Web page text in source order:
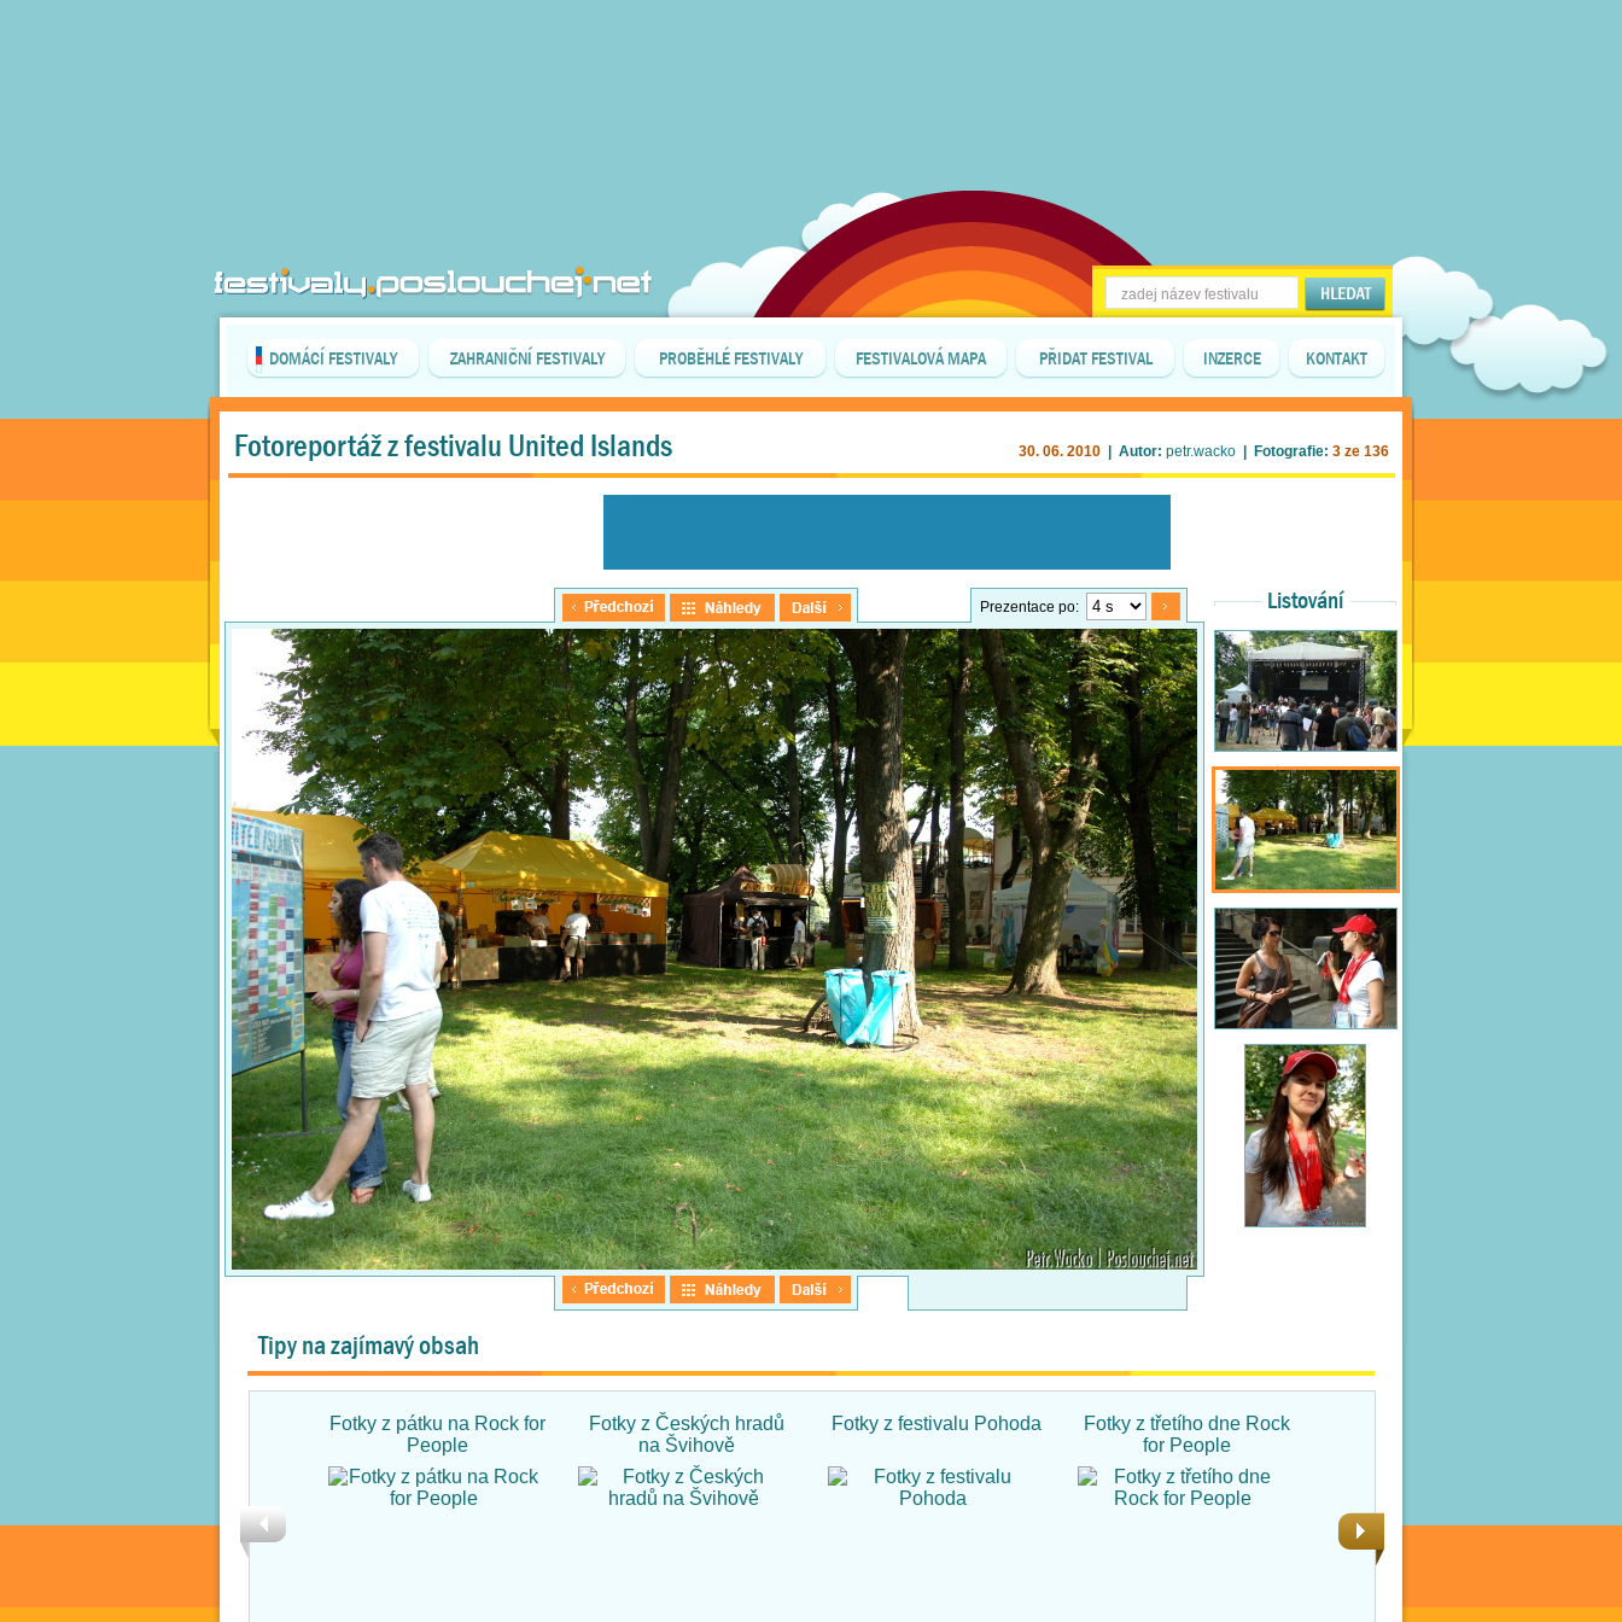
DOMÁCÍ FESTIVALY ZAHRANIČNÍ FESTIVALY PROBĚHLÉ FESTIVALY FESTIVALOVÁ MAPA PŘIDAT FESTIVAL INZERCE KONTAKT
Fotoreportáž z festivalu United Islands 30. 06. 2010 | Autor: petr.wacko | Fotografie: 3 ze 136
Prezentace po: Listování
Tipy na zajímavý obsah
Fotky z pátku na Rock for
People
Fotky z Českých hradů
na Švihově
Fotky z festivalu Pohoda
Fotky z třetího dne Rock
for People